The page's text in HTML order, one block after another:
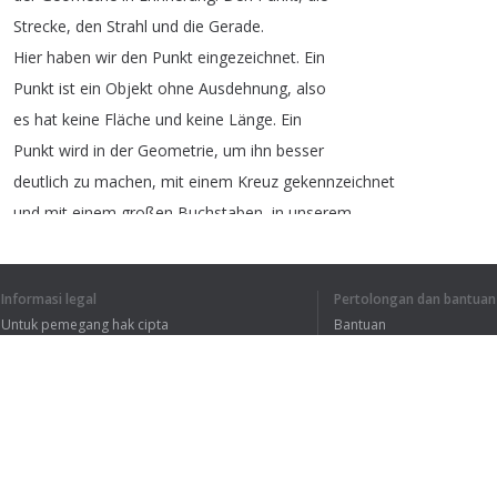
Strecke, den Strahl und die Gerade.
Hier haben wir den Punkt eingezeichnet. Ein
Punkt ist ein Objekt ohne Ausdehnung, also
es hat keine Fläche und keine Länge. Ein
Punkt wird in der Geometrie, um ihn besser
deutlich zu machen, mit einem Kreuz gekennzeichnet
und mit einem großen Buchstaben in unserem
Fläche,also
,
wo wir möchten. Wenn wir jetzt einen zweiten
Informasi legal
Untuk pemegang hak cipta
Pertolongan dan bantuan
Bantuan